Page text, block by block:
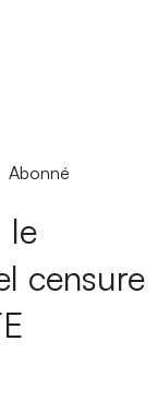
Abonné
le
censure